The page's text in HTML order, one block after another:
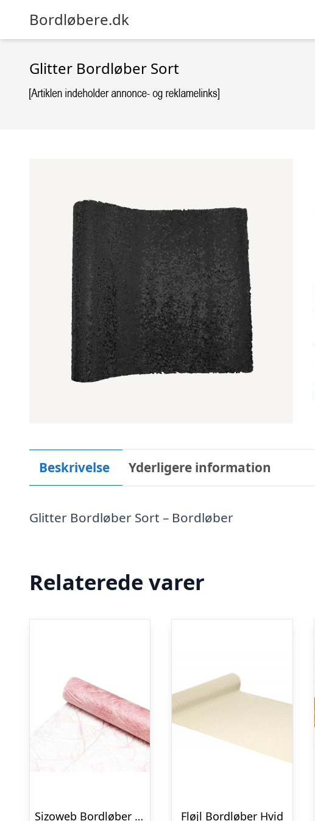
Bordløbere.dk
Glitter Bordløber Sort
Beskrivelse Yderligere information
Glitter Bordløber Sort – Bordløber
Relaterede varer
Sizoweb Bordløber Lyserød Fløjl Bordløber Hvid